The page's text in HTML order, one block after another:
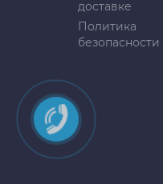
доставке
Политика
безопасности